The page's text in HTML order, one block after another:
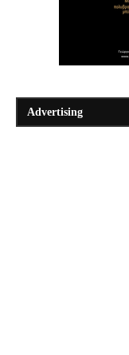
Advertising